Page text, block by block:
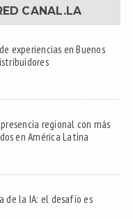
CANAL.LA
experiencias en Buenos
regional con más
en América Latina
de la IA: el desafío es